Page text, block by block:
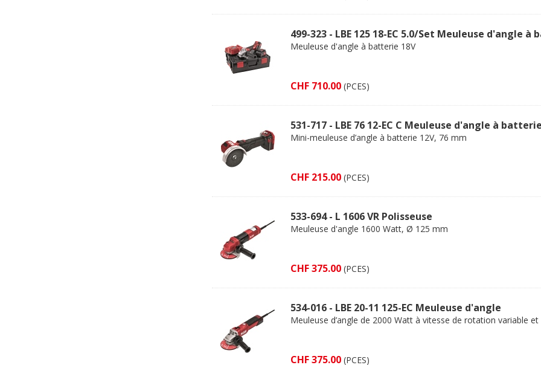
499-323 - LBE 125 18-EC 5.0/Set Meuleuse d'angle à
Meuleuse d'angle à batterie 18V
CHF 710.00 (PCES)
531-717 - LBE 76 12-EC C Meuleuse d'angle à batterie
Mini-meuleuse d’angle à batterie 12V, 76 mm
CHF 215.00 (PCES)
533-694 - L 1606 VR Polisseuse
Meuleuse d'angle 1600 Watt, Ø 125 mm
CHF 375.00 (PCES)
534-016 - LBE 20-11 125-EC Meuleuse d'angle
Meuleuse d’angle de 2000 Watt à vitesse de rotation variable
CHF 375.00 (PCES)